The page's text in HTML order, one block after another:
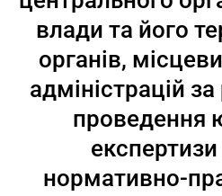
влади та його
органів,
адміністрацій
проведення
нормативно-